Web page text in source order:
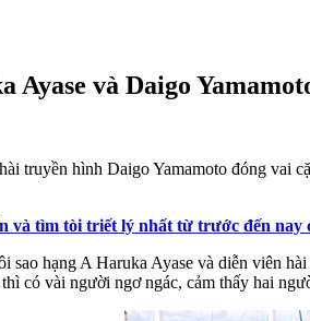
Ayase và Daigo
truyền hình Daigo Yamamoto đóng vai
và tìm tòi triết lý nhất từ trước đến nay
hạng A Haruka Ayase và diễn viên
có vài người ngơ ngác, cảm thấy hai